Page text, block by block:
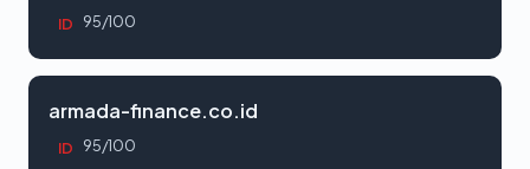
ID 95/100
armada-finance.co.id
ID 95/100